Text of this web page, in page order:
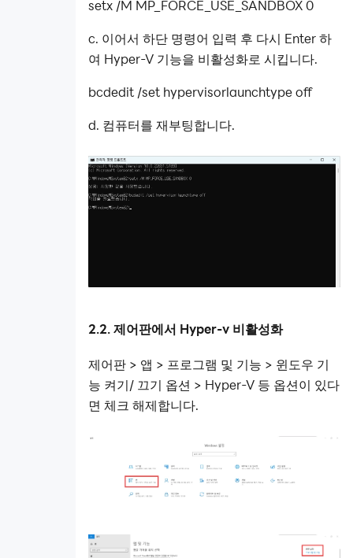
setx /M MP_FORCE_USE_SANDBOX 0
c. 이어서 하단 명령어 입력 후 다시 Enter 하
여 Hyper-V 기능을 비활성화로 시킵니다.
bcdedit /set hypervisorlaunchtype off
d. 컴퓨터를 재부팅합니다.
2.2. 제어판에서 Hyper-v 비활성화
제어판 > 앱 > 프로그램 및 기능 > 윈도우 기
능 켜기/ 끄기 옵션 > Hyper-V 등 옵션이 있다
면 체크 해제합니다.